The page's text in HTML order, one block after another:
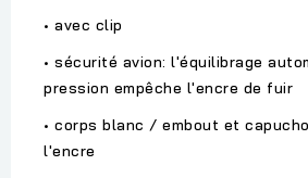
• avec clip
• sécurité avion: l'équilibrage
pression empêche l'encre de fuir
• corps blanc / embout et
l'encre